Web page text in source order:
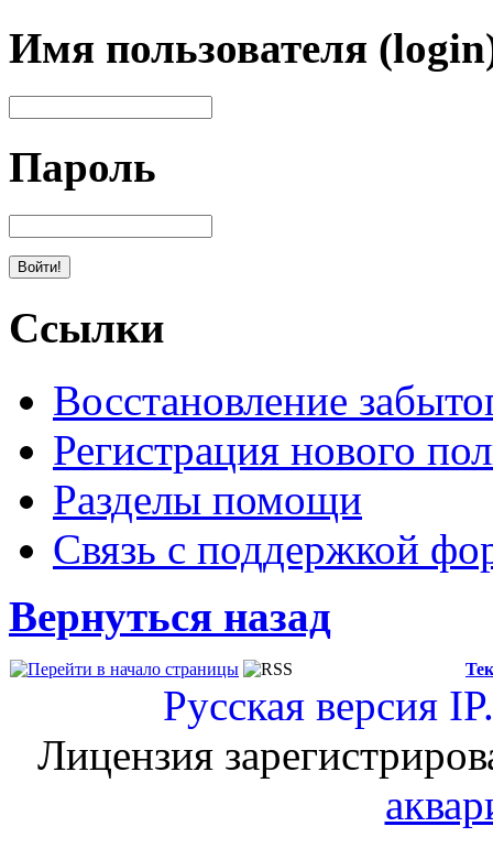
Имя пользователя
Пароль
Ссылки
Восстановление
Регистрация нового
Разделы помощи
Связь с поддержкой
Вернуться назад
Русская версия
Лицензия